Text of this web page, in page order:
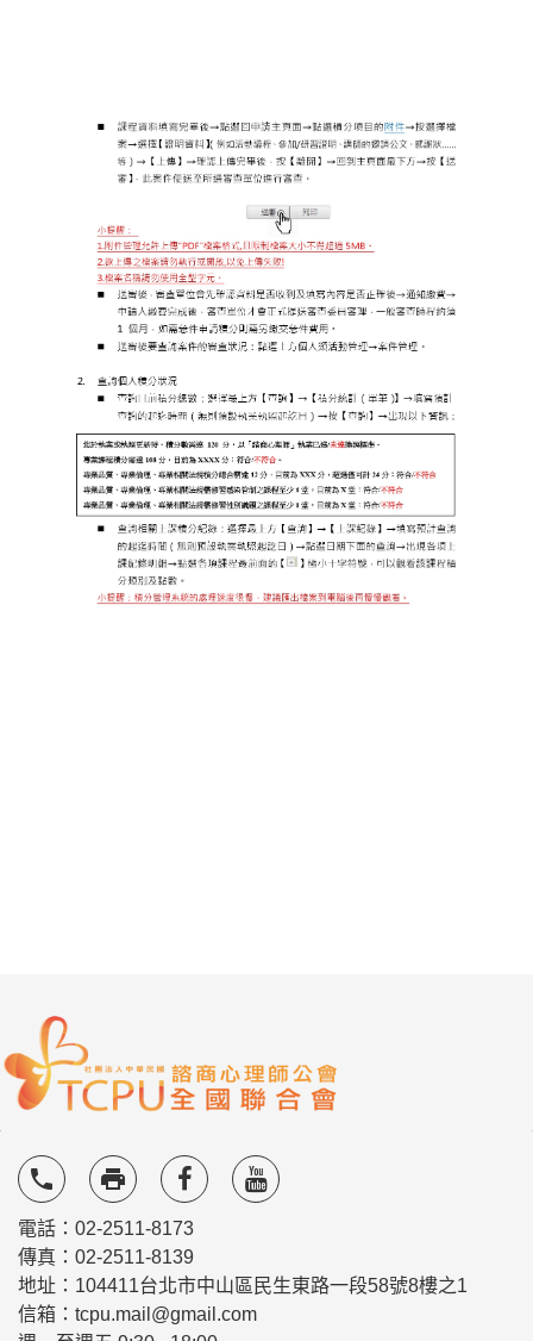
local_phone local_printshop
電話：02-2511-8173
傳真：02-2511-8139
地址：104411台北市中山區民生東路一段58號8樓之1
信箱：tcpu.mail@gmail.com